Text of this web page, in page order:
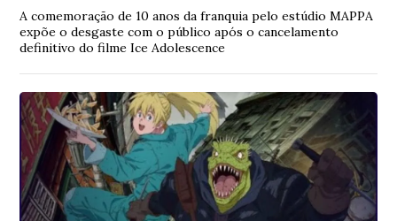
A comemoração de 10 anos da franquia pelo estúdio MAPPA
expõe o desgaste com o público após o cancelamento
definitivo do filme Ice Adolescence